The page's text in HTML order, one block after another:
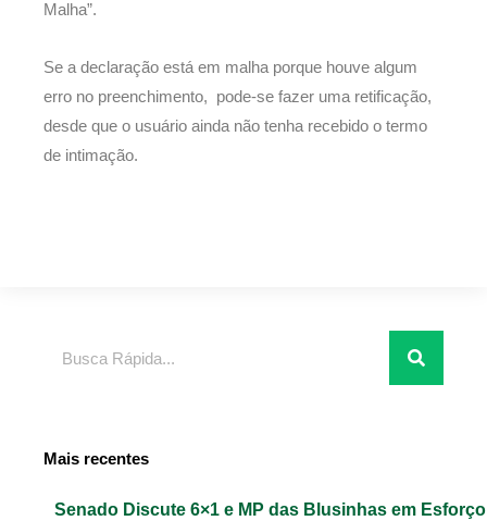
Malha”.
Se a declaração está em malha porque houve algum
erro no preenchimento, pode-se fazer uma retificação,
desde que o usuário ainda não tenha recebido o termo
de intimação.
Mais recentes
Senado Discute 6×1 e MP das Blusinhas em